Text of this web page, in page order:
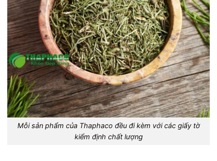
Mỗi sản phẩm của Thaphaco đều đi kèm với các giấy tờ
kiểm định chất lượng